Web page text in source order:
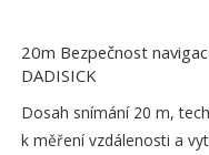
20m Bezpečnost
DADISICK
Dosah snímání 20 m,
k měření vzdálenosti a